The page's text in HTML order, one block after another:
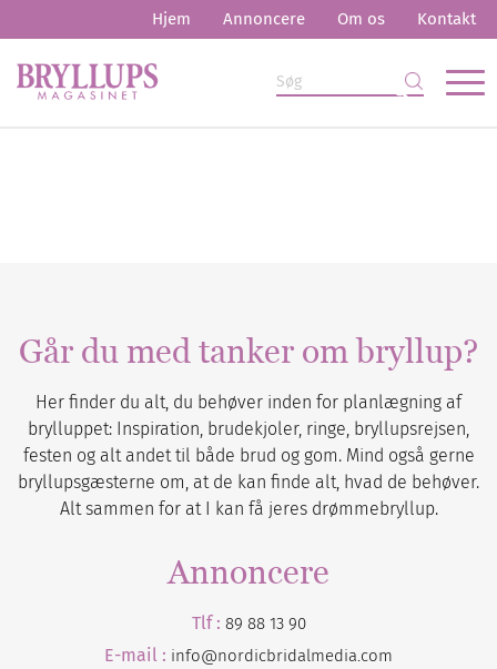
Hjem Annoncere Om os Kontakt
Går du med tanker om bryllup?
Her finder du alt, du behøver inden for planlægning af
brylluppet: Inspiration, brudekjoler, ringe, bryllupsrejsen,
festen og alt andet til både brud og gom. Mind også gerne
bryllupsgæsterne om, at de kan finde alt, hvad de behøver.
Alt sammen for at I kan få jeres drømmebryllup.
Annoncere
Tlf : 89 88 13 90
E-mail : info@nordicbridalmedia.com